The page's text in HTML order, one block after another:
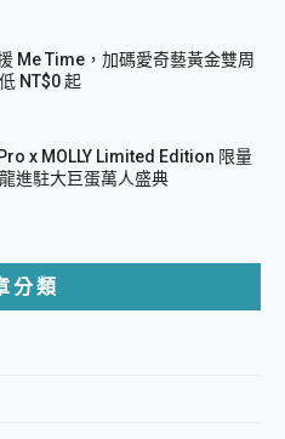
Me Time，加碼愛奇藝黃金雙周
NT$0 起
x MOLLY Limited Edition 限量
進駐大巨蛋萬人盛典
分類